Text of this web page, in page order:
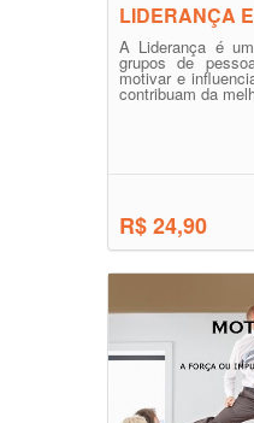
LIDERANÇA
A Liderança é
grupos de
motivar e
contribuam da
R$ 24,90